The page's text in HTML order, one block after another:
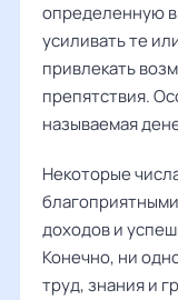
определенную
усиливать те
привлекать
препятствия.
называемая
Некоторые
доходов и
Конечно, ни
труд, знания и